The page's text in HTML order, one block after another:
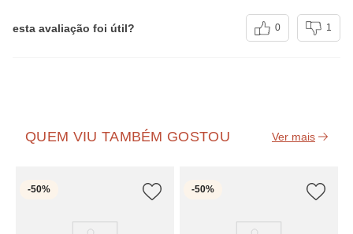
esta avaliação foi útil? 0 1
QUEM VIU TAMBÉM GOSTOU
-50% -50%